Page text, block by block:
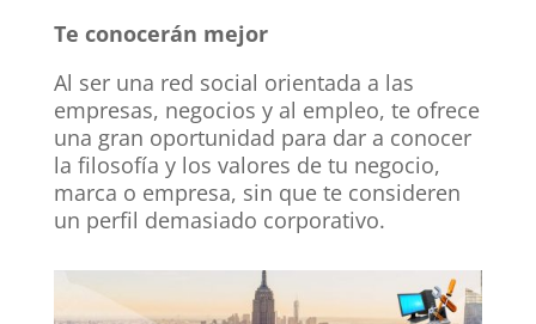
Te conocerán mejor
Al ser una red social orientada a las
empresas, negocios y al empleo, te ofrece
una gran oportunidad para dar a conocer
la filosofía y los valores de tu negocio,
marca o empresa, sin que te consideren
un perfil demasiado corporativo.